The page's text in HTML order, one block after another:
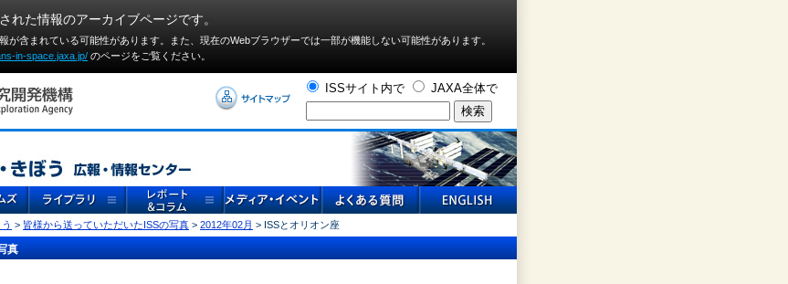
れた情報のアーカイブページです。
が含まれている可能性があります。また、現在のWebブラウザーでは⼀部が機能しない可能性があります。
in-space.jaxa.jp/ のページをご覧ください。
ISSサイト内で JAXA全体で
> 皆様から送っていただいたISSの写真 > 2012年02月 > ISSとオリオン座
真